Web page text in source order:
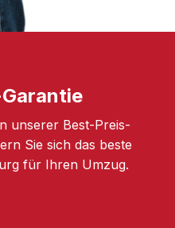
unserer Best-Preis-
Sie sich das beste
für Ihren Umzug.